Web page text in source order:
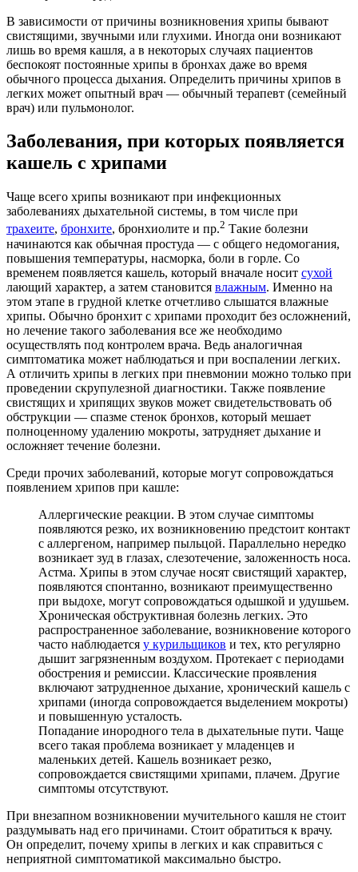
В зависимости от причины возникновения хрипы бывают
свистящими, звучными или глухими. Иногда они возникают
лишь во время кашля, а в некоторых случаях пациентов
беспокоят постоянные хрипы в бронхах даже во время
обычного процесса дыхания. Определить причины хрипов в
легких может опытный врач — обычный терапевт (семейный
врач) или пульмонолог.
Заболевания, при которых появляется
кашель с хрипами
Чаще всего хрипы возникают при инфекционных
заболеваниях дыхательной системы, в том числе при
трахеите, бронхите, бронхиолите и пр.2 Такие болезни
начинаются как обычная простуда — с общего недомогания,
повышения температуры, насморка, боли в горле. Со
временем появляется кашель, который вначале носит сухой
лающий характер, а затем становится влажным. Именно на
этом этапе в грудной клетке отчетливо слышатся влажные
хрипы. Обычно бронхит с хрипами проходит без осложнений,
но лечение такого заболевания все же необходимо
осуществлять под контролем врача. Ведь аналогичная
симптоматика может наблюдаться и при воспалении легких.
А отличить хрипы в легких при пневмонии можно только при
проведении скрупулезной диагностики. Также появление
свистящих и хрипящих звуков может свидетельствовать об
обструкции — спазме стенок бронхов, который мешает
полноценному удалению мокроты, затрудняет дыхание и
осложняет течение болезни.
Среди прочих заболеваний, которые могут сопровождаться
появлением хрипов при кашле:
Аллергические реакции. В этом случае симптомы
появляются резко, их возникновению предстоит контакт
с аллергеном, например пыльцой. Параллельно нередко
возникает зуд в глазах, слезотечение, заложенность носа.
Астма. Хрипы в этом случае носят свистящий характер,
появляются спонтанно, возникают преимущественно
при выдохе, могут сопровождаться одышкой и удушьем.
Хроническая обструктивная болезнь легких. Это
распространенное заболевание, возникновение которого
часто наблюдается у курильщиков и тех, кто регулярно
дышит загрязненным воздухом. Протекает с периодами
обострения и ремиссии. Классические проявления
включают затрудненное дыхание, хронический кашель с
хрипами (иногда сопровождается выделением мокроты)
и повышенную усталость.
Попадание инородного тела в дыхательные пути. Чаще
всего такая проблема возникает у младенцев и
маленьких детей. Кашель возникает резко,
сопровождается свистящими хрипами, плачем. Другие
симптомы отсутствуют.
При внезапном возникновении мучительного кашля не стоит
раздумывать над его причинами. Стоит обратиться к врачу.
Он определит, почему хрипы в легких и как справиться с
неприятной симптоматикой максимально быстро.